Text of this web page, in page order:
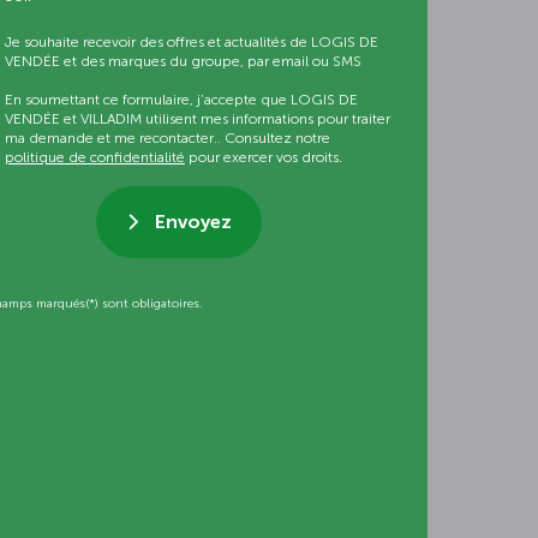
Je souhaite recevoir des offres et actualités de LOGIS DE
VENDÉE et des marques du groupe, par email ou SMS
En soumettant ce formulaire, j’accepte que LOGIS DE
VENDÉE et VILLADIM utilisent mes informations pour traiter
ma demande et me recontacter.. Consultez notre
politique de confidentialité pour exercer vos droits.
Envoyez
marqués(*) sont obligatoires.